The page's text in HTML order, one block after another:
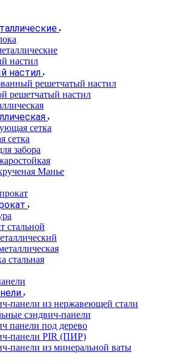
настил
решетчатый настил
решетчатый настил
сетка
сетка
забора
Манье
стальной
стальная
панели из нержавеющей стали
сэндвич-панели
панели под дерево
панели PIR (ПИР)
панели из минеральной ваты